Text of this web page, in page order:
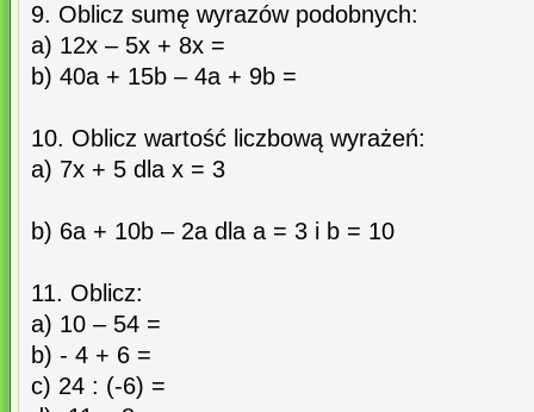
9. Oblicz sumę wyrazów podobnych:
a) 12x – 5x + 8x =
b) 40a + 15b – 4a + 9b =
10. Oblicz wartość liczbową wyrażeń:
a) 7x + 5 dla x = 3
b) 6a + 10b – 2a dla a = 3 i b = 10
11. Oblicz:
a) 10 – 54 =
b) - 4 + 6 =
c) 24 : (-6) =